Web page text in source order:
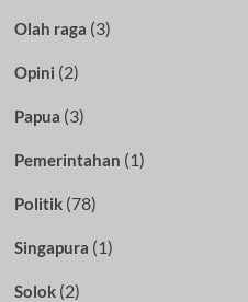
Olah raga (3)
Opini (2)
Papua (3)
Pemerintahan (1)
Politik(78)
Singapura (1)
Solok(2)